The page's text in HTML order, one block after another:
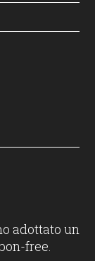
adottato un
free.